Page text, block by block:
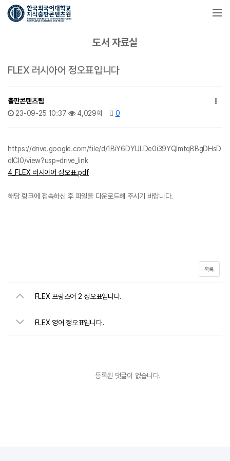
도서 자료실
FLEX 러시아어 정오표입니다
출판콘텐츠팀
23-09-25 10:37
4,029회 0
https://drive.google.com/file/d/1BiY6DYULDe0i39YQImtqBBgDHsD
dICl0/view?usp=drive_link
4_FLEX 러시아어 정오표.pdf
해당 링크에 접속하신 후 파일을 다운로드해 주시기 바랍니다.
목록
FLEX 프랑스어 2 정오표입니다.
FLEX 영어 정오표입니다.
등록된 댓글이 없습니다.